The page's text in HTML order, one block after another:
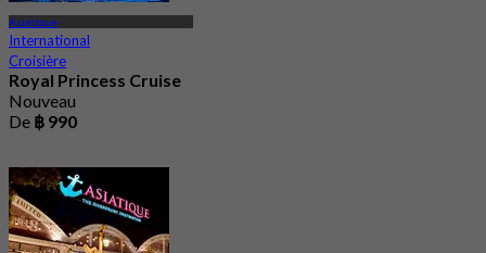
Asiatique
International
Croisière
Royal Princess Cruise
Nouveau
De ฿ 990